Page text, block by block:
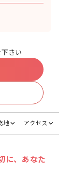
さい
地 アクセス
に、あなた